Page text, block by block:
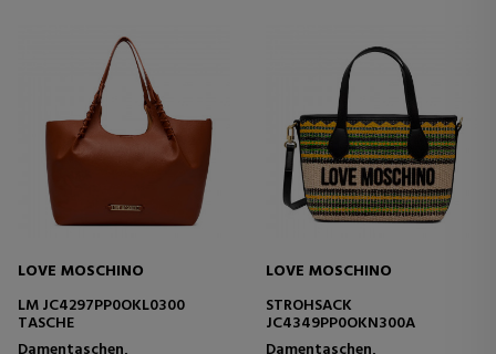
LOVE MOSCHINO
LM JC4297PP0OKL0300
TASCHE
LOVE MOSCHINO
STROHSACK
JC4349PP0OKN300A